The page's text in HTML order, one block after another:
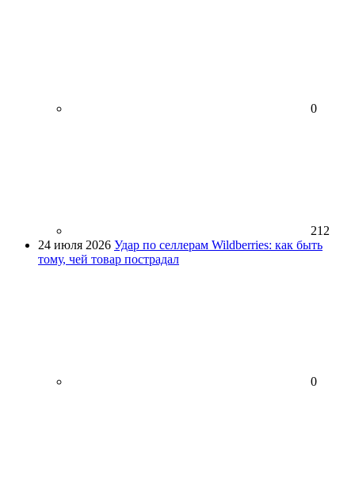
0
212
24 июля 2026 Удар по селлерам Wildberries: как быть
тому, чей товар пострадал
0